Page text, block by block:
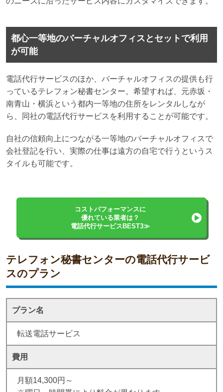
都心一等地のバーチャルオフィスとセットで利用
が可能
電話代行サービスのほか、バーチャルオフィスの提供も行
っているテレフォン秘書センター。希望すれば、元赤坂・
南青山・横浜という都内一等地の住所をレンタルしなが
ら、同社の電話代行サービスを利用することが可能です。
自社の信頼向上につながる一等地のバーチャルオフィスで
会社登記を行い、実際の仕事は遠方の自宅で行うというス
タイルも可能です。
コストパフォーマンスに
優れている業者は？
電話代行サービスBEST3≫
テレフォン秘書センターの電話代行サービ
スのプラン
プラン名
転送電話サービス
費用
月額14,300円～